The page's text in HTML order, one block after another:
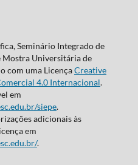
Seminário Integrado de
Mostra Universitária de
com uma LicençaCreative
4.0 Internacional.
em
siepe.
adicionais às
em
.